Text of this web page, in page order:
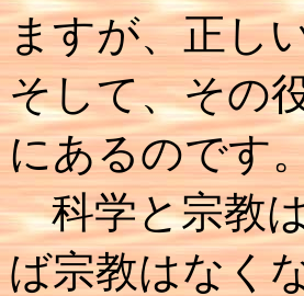
ますが、正し
そして、その
にあるのです
科学と宗教は
ば宗教はなく